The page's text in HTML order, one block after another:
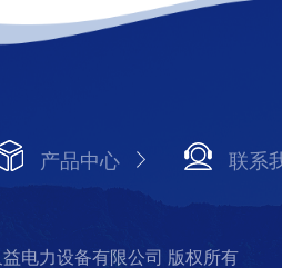
产品中心 联系
电力设备有限公司 版权所有